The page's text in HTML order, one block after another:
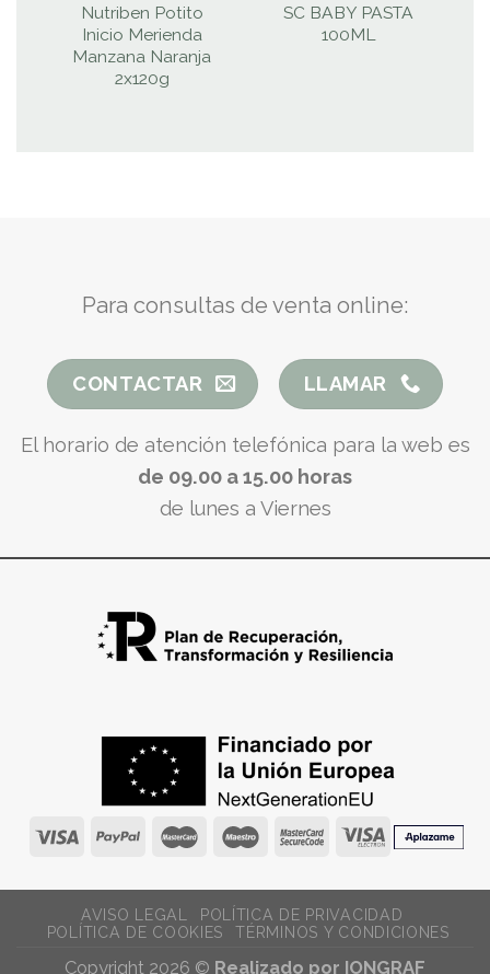
Nutriben Potito
Inicio Merienda
Manzana Naranja
2x120g
SC BABY PASTA
100ML
Para consultas de venta online:
CONTACTAR LLAMAR
El horario de atención telefónica para la web es
de 09.00 a 15.00 horas
de lunes a Viernes
AVISO LEGAL
POLÍTICA DE PRIVACIDAD
POLÍTICA DE COOKIES
TÉRMINOS Y CONDICIONES
Copyright 2026 © Realizado por IONGRAF